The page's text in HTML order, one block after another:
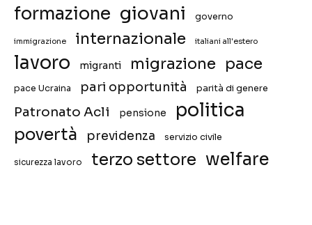
formazione giovani governo
immigrazione internazionale italiani all'estero
lavoro migranti migrazione pace
pace Ucraina pari opportunità parità di genere
Patronato Acli pensione politica
povertà previdenza servizio civile
sicurezza lavoro terzo settore welfare